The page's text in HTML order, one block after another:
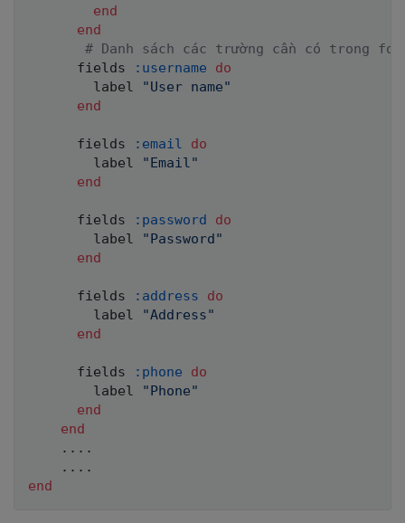
end
end
# Danh sách các trường cần có trong
      fields
:username
do
        label
"User name"
end
      fields
:email
do
        label
"Email"
end
      fields
:password
do
        label
"Password"
end
      fields
:address
do
        label
"Address"
end
      fields
:phone
do
        label
"Phone"
end
end
. . . .
. . . .
end